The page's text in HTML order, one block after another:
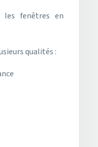
les fenêtres en
qualités :